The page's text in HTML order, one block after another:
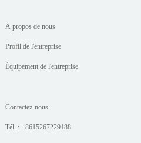
À propos de nous
Profil de l'entreprise
Équipement de l'entreprise
Contactez-nous
Tél. : +8615267229188